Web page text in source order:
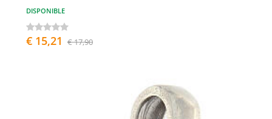
DISPONIBLE
€ 15,21 € 17,90